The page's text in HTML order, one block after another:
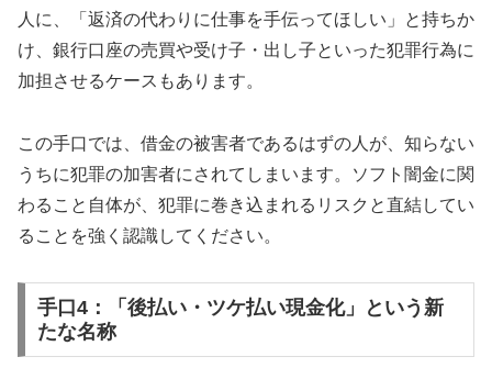
人に、「返済の代わりに仕事を手伝ってほしい」と持ちか
け、銀行口座の売買や受け子・出し子といった犯罪行為に
加担させるケースもあります。
この手口では、借金の被害者であるはずの人が、知らない
うちに犯罪の加害者にされてしまいます。ソフト闇金に関
わること自体が、犯罪に巻き込まれるリスクと直結してい
ることを強く認識してください。
手口4：「後払い・ツケ払い現金化」という新
たな名称